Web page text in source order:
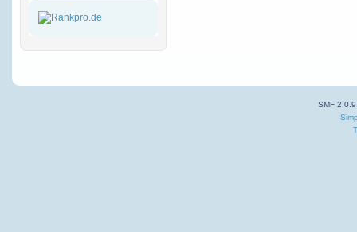
SMF 2.0.9